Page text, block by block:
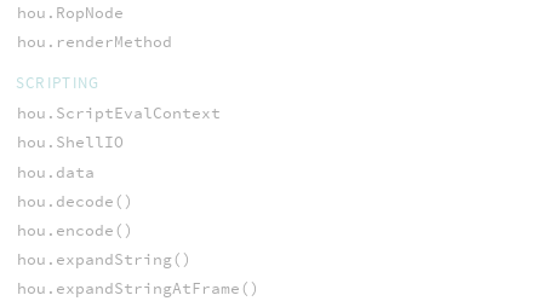
hou.RopNode
hou.renderMethod
SCRIPTING
hou.ScriptEvalContext
hou.ShellIO
hou.data
hou.decode()
hou.encode()
hou.expandString()
hou.expandStringAtFrame()